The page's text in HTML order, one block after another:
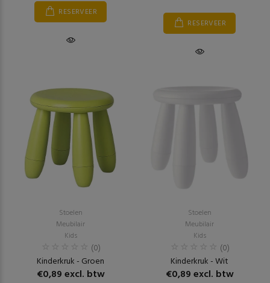
RESERVEER
RESERVEER
Stoelen
Meubilair
Kids
(0)
Kinderkruk - Groen
€0,89 excl. btw
Stoelen
Meubilair
Kids
(0)
Kinderkruk - Wit
€0,89 excl. btw